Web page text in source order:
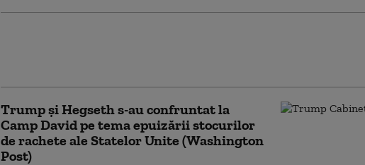
Trump şi Hegseth s-au confruntat la
Camp David pe tema epuizării stocurilor
de rachete ale Statelor Unite (Washington
Post)